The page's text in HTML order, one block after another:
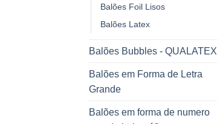
Balões Foil Lisos
Balões Latex
Balões Bubbles - QUALATEX
Balões em Forma de Letra
Grande
Balões em forma de numero